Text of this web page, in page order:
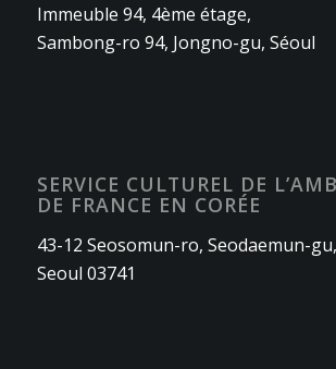
Immeuble 94, 4ème étage,
Sambong-ro 94, Jongno-gu, Séoul
SERVICE CULTUREL DE
DE FRANCE EN CORÉE
43-12 Seosomun-ro, Seodaemun-gu,
Seoul 03741